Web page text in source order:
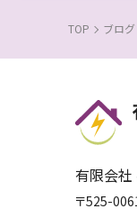
TOP ブログ
有限会
〒525-